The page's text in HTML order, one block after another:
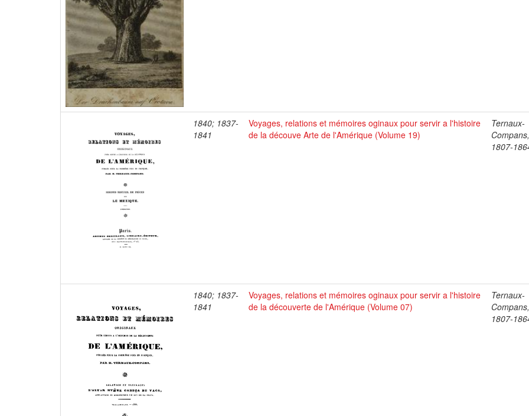
1840; 1837-
1841
Voyages, relations et mémoires oginaux pour servir a l'histoire
de la découve Arte de l'Amérique (Volume 19)
Ternaux-
1807-
1840; 1837-
1841
Voyages, relations et mémoires oginaux pour servir a l'histoire
de la découverte de l'Amérique (Volume 07)
Ternaux-
1807-